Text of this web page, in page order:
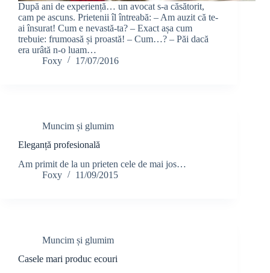
După ani de experiență… un avocat s-a căsătorit,
cam pe ascuns. Prietenii îl întreabă: – Am auzit că te-
ai însurat! Cum e nevastă-ta? – Exact așa cum
trebuie: frumoasă și proastă! – Cum…? – Păi dacă
era urâtă n-o luam…
Foxy
17/07/2016
Muncim și glumim
Eleganță profesională
Am primit de la un prieten cele de mai jos…
Foxy
11/09/2015
Muncim și glumim
Casele mari produc ecouri